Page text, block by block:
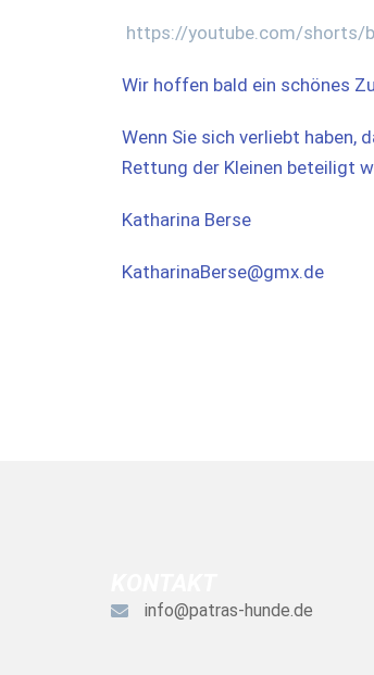
https://youtube.com/shorts/
Wir hoffen bald ein schönes
Wenn Sie sich verliebt haben,
Rettung der Kleinen beteiligt
Katharina Berse
KatharinaBerse@gmx.de
info@patras-hunde.de